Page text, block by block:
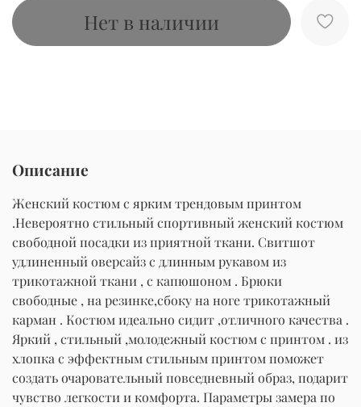
Нет в наличии
Описание
Женский костюм с ярким трендовым принтом
.Невероятно стильный спортивный женский костюм
свободной посадки из приятной ткани. Свитшот
удлиненный оверсайз с длинным рукавом из
трикотажной ткани , с капюшоном . Брюки
свободные , на резинке,сбоку на ноге трикотажный
карман . Костюм идеально сидит ,отличного качества .
Яркий , стильный ,молодежный костюм с принтом . из
хлопка с эффектным стильным принтом поможет
создать очаровательный повседневный образ, подарит
чувство легкости и комфорта. Параметры замера по